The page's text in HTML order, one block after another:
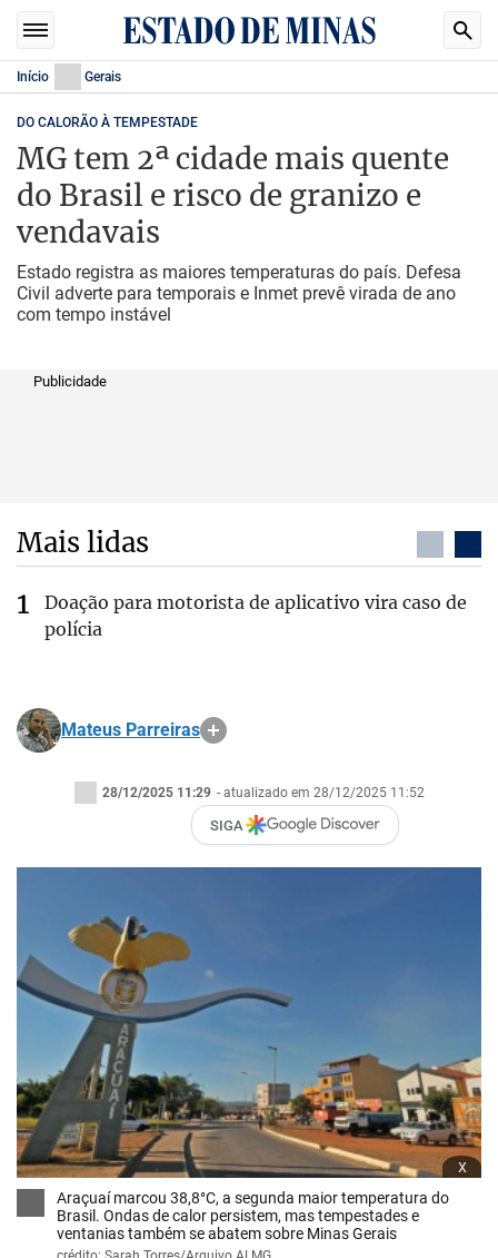
Início Gerais
DO CALORÃO À TEMPESTADE
MG tem 2ª cidade mais quente
do Brasil e risco de granizo e
vendavais
Estado registra as maiores temperaturas do país. Defesa
Civil adverte para temporais e Inmet prevê virada de ano
com tempo instável
Publicidade
Mais lidas
Doação para motorista de aplicativo vira caso de
polícia
Mateus Parreiras
28/12/2025 11:29 - atualizado em 28/12/2025 11:52
SIGA
x
Araçuaí marcou 38,8°C, a segunda maior temperatura do
Brasil. Ondas de calor persistem, mas tempestades e
ventanias também se abatem sobre Minas Gerais